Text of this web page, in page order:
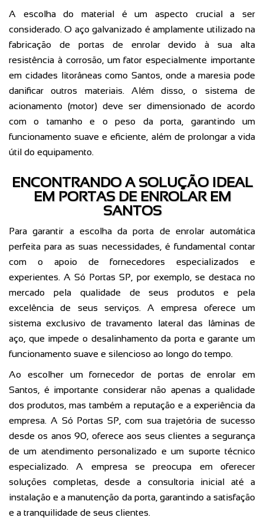
A escolha do material é um aspecto crucial a ser
considerado. O aço galvanizado é amplamente utilizado na
fabricação de portas de enrolar devido à sua alta
resistência à corrosão, um fator especialmente importante
em cidades litorâneas como Santos, onde a maresia pode
danificar outros materiais. Além disso, o sistema de
acionamento (motor) deve ser dimensionado de acordo
com o tamanho e o peso da porta, garantindo um
funcionamento suave e eficiente, além de prolongar a vida
útil do equipamento.
ENCONTRANDO A SOLUÇÃO IDEAL
EM PORTAS DE ENROLAR EM
SANTOS
Para garantir a escolha da porta de enrolar automática
perfeita para as suas necessidades, é fundamental contar
com o apoio de fornecedores especializados e
experientes. A Só Portas SP, por exemplo, se destaca no
mercado pela qualidade de seus produtos e pela
excelência de seus serviços. A empresa oferece um
sistema exclusivo de travamento lateral das lâminas de
aço, que impede o desalinhamento da porta e garante um
funcionamento suave e silencioso ao longo do tempo.
Ao escolher um fornecedor de portas de enrolar em
Santos, é importante considerar não apenas a qualidade
dos produtos, mas também a reputação e a experiência da
empresa. A Só Portas SP, com sua trajetória de sucesso
desde os anos 90, oferece aos seus clientes a segurança
de um atendimento personalizado e um suporte técnico
especializado. A empresa se preocupa em oferecer
soluções completas, desde a consultoria inicial até a
instalação e a manutenção da porta, garantindo a satisfação
e a tranquilidade de seus clientes.